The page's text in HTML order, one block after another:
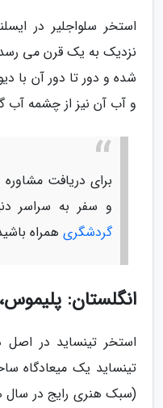
استخر سلواجلیر در
شده و دور تا دور آن با
و آب آن نیز از چشمه آب
برای دریافت
و سفر به سراسر
گردشگری همراه
انگلستان:
تینساید یک میعادگاه